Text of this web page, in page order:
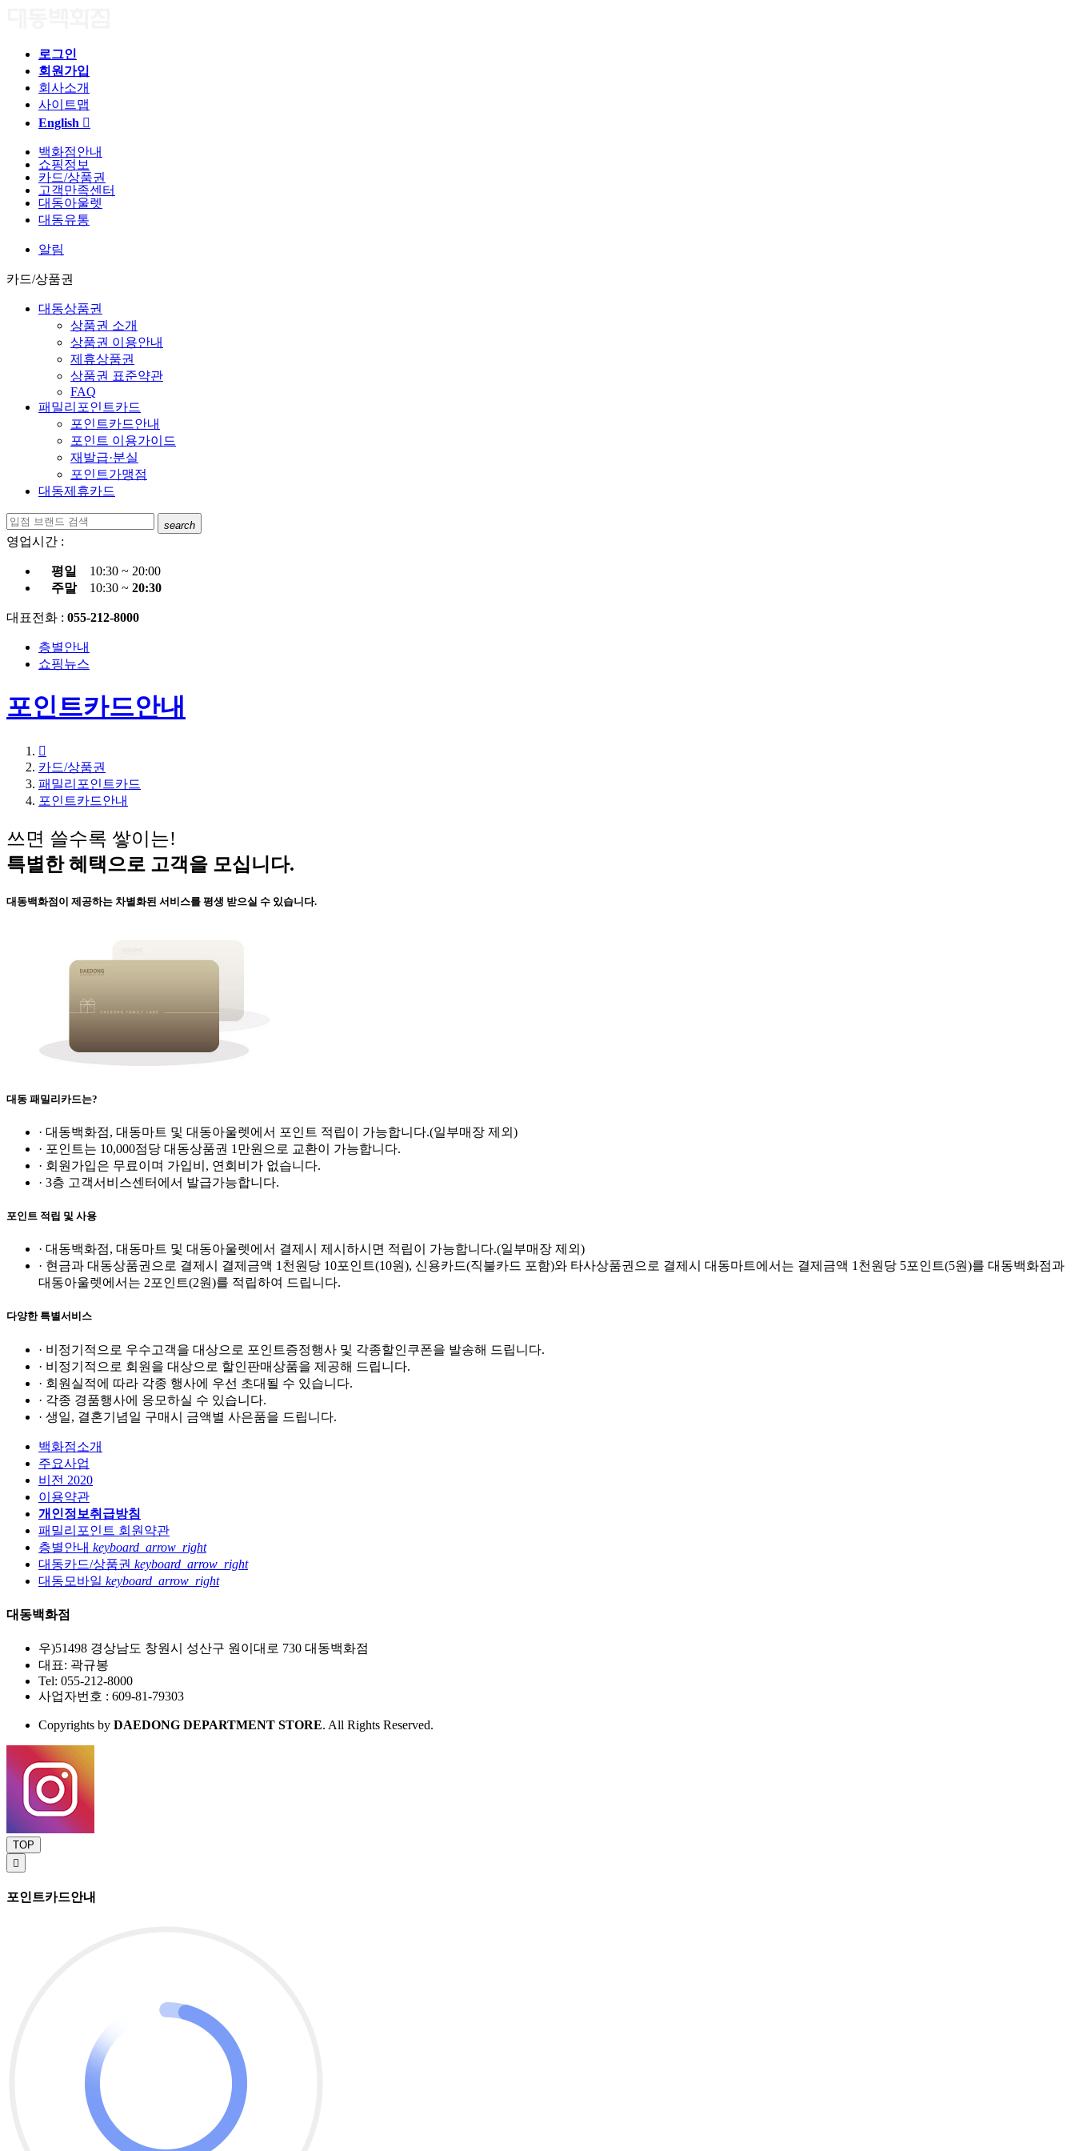
로그인
회원가입
회사소개
사이트맵
English 
백화점안내
쇼핑정보
카드/상품권
고객만족센터
대동아울렛
대동유통
알림
카드/상품권
대동상품권
상품권 소개
상품권 이용안내
제휴상품권
상품권 표준약관
FAQ
패밀리포인트카드
포인트카드안내
포인트 이용가이드
재발급·분실
포인트가맹점
대동제휴카드
search
영업시간 :
평일
10:30 ~ 20:00
주말10:30 ~ 20:30
대표전화 : 055-212-8000
층별안내
쇼핑뉴스
포인트카드안내

카드/상품권
패밀리포인트카드
포인트카드안내
쓰면 쓸수록 쌓이는!
특별한 혜택으로 고객을 모십니다.
대동백화점이 제공하는 차별화된 서비스를 평생 받으실 수 있습니다.
대동 패밀리카드는?
· 대동백화점, 대동마트 및 대동아울렛에서 포인트 적립이 가능합니다.(일부매장 제외)
· 포인트는 10,000점당 대동상품권 1만원으로 교환이 가능합니다.
· 회원가입은 무료이며 가입비, 연회비가 없습니다.
· 3층 고객서비스센터에서 발급가능합니다.
포인트 적립 및 사용
· 대동백화점, 대동마트 및 대동아울렛에서 결제시 제시하시면 적립이 가능합니다.(일부매장 제외)
· 현금과 대동상품권으로 결제시 결제금액 1천원당 10포인트(10원), 신용카드(직불카드 포함)와 타사상품권으로 결제시 대동마트에서는 결제금액 1천원당 5포인트(5원)를 대동백화점과
대동아울렛에서는 2포인트(2원)를 적립하여 드립니다.
다양한 특별서비스
· 비정기적으로 우수고객을 대상으로 포인트증정행사 및 각종할인쿠폰을 발송해 드립니다.
· 비정기적으로 회원을 대상으로 할인판매상품을 제공해 드립니다.
· 회원실적에 따라 각종 행사에 우선 초대될 수 있습니다.
· 각종 경품행사에 응모하실 수 있습니다.
· 생일, 결혼기념일 구매시 금액별 사은품을 드립니다.
백화점소개
주요사업
비전 2020
이용약관
개인정보취급방침
패밀리포인트 회원약관
층별안내 keyboard_arrow_right
대동카드/상품권 keyboard_arrow_right
대동모바일 keyboard_arrow_right
대동백화점
우)51498 경상남도 창원시 성산구 원이대로 730 대동백화점
대표: 곽규봉
Tel: 055-212-8000
사업자번호 : 609-81-79303
Copyrights by DAEDONG DEPARTMENT STORE. All Rights Reserved.
TOP

포인트카드안내